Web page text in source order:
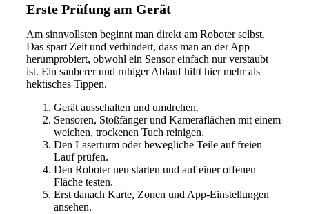
Erste Prüfung am Gerät
Am sinnvollsten beginnt man direkt am Roboter selbst.
Das spart Zeit und verhindert, dass man an der App
herumprobiert, obwohl ein Sensor einfach nur verstaubt
ist. Ein sauberer und ruhiger Ablauf hilft hier mehr als
hektisches Tippen.
Gerät ausschalten und umdrehen.
Sensoren, Stoßfänger und Kameraflächen mit einem
weichen, trockenen Tuch reinigen.
Den Laserturm oder bewegliche Teile auf freien
Lauf prüfen.
Den Roboter neu starten und auf einer offenen
Fläche testen.
Erst danach Karte, Zonen und App-Einstellungen
ansehen.